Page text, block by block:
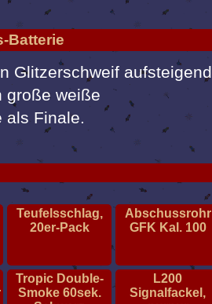
Batterie
Glitzerschweif aufsteigend
große weiße
als Finale.
Teufelsschlag,
20er-Pack
Abschussrohr
GFK Kal. 100
Tropic Double-
Smoke 60sek.
L200
Signalfackel,